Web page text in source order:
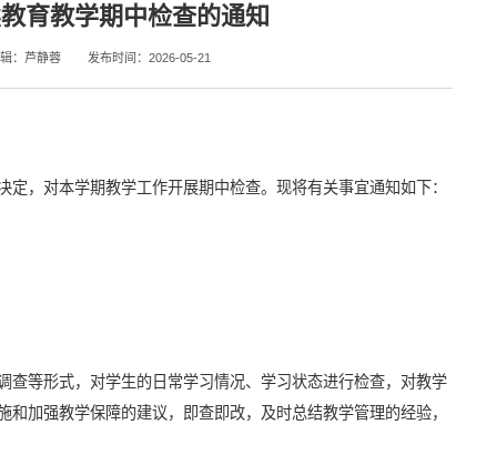
育教学期中检查的通知
：芦静蓉 发布时间：2026-05-21
，对本学期教学工作开展期中检查。现将有关事宜通知如下：
等形式，对学生的日常学习情况、学习状态进行检查，对教学
加强教学保障的建议，即查即改，及时总结教学管理的经验，